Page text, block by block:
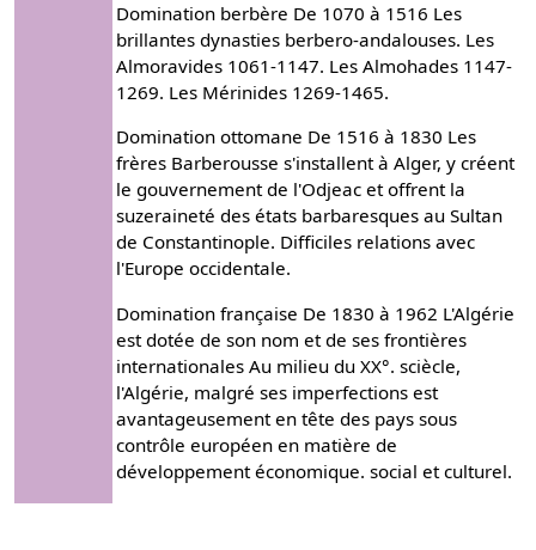
Domination berbère De 1070 à 1516 Les
brillantes dynasties berbero-andalouses. Les
Almoravides 1061-1147. Les Almohades 1147-
1269. Les Mérinides 1269-1465.
Domination ottomane De 1516 à 1830 Les
frères Barberousse s'installent à Alger, y créent
le gouvernement de l'Odjeac et offrent la
suzeraineté des états barbaresques au Sultan
de Constantinople. Difficiles relations avec
l'Europe occidentale.
Domination française De 1830 à 1962 L'Algérie
est dotée de son nom et de ses frontières
internationales Au milieu du XX°. sciècle,
l'Algérie, malgré ses imperfections est
avantageusement en tête des pays sous
contrôle européen en matière de
développement économique. social et culturel.